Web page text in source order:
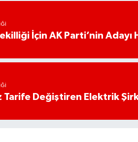
İçin AK Parti’nin
Tarife Değiştiren Elektrik